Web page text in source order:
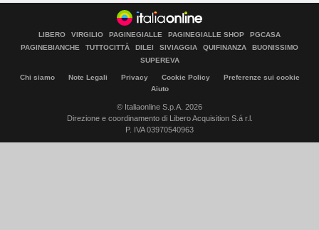
LIBERO VIRGILIO PAGINEGIALLE PAGINEGIALLE SHOP
PGCASA
PAGINEBIANCHE
TUTTOCITTÀ DILEI SIVIAGGIA QUIFINANZA
BUONISSIMO
SUPEREVA
Chi siamo Note Legali Privacy Cookie Policy
Preferenze sui cookie
Aiuto
© Italiaonline S.p.A. 2026
Direzione e coordinamento di Libero Acquisition S.á r.l.
P. IVA 03970540963